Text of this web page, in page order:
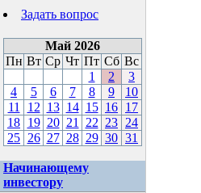
Задать вопрос
Май 2026
Пн Вт Ср Чт Пт Сб Вс
1
2
3
4
5 6 7 8 9
10
11
12 13 14 15 16 17
18 19 20 21 22 23 24
25 26 27 28 29 30 31
Начинающему
инвестору